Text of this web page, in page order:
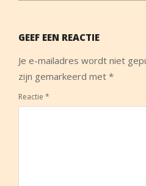
GEEF EEN REACTIE
Je e-mailadres wordt niet
zijn gemarkeerd met *
Reactie *